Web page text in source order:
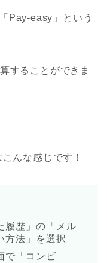
Pay-easy」という
することができま
んな感じです！
履歴」の「メル
方法」を選択
で「コンビ